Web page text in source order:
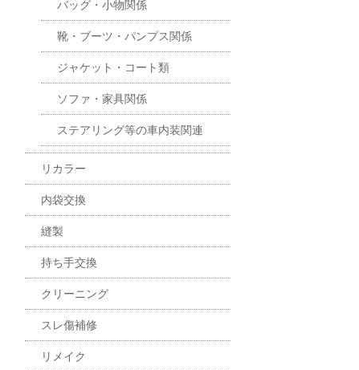
バッグ・小物関係
靴・ブーツ・パンプス関係
ジャケット・コート類
ソファ・家具関係
ステアリング等の車内装関連
リカラー
内袋交換
縫製
持ち手交換
クリーニング
スレ傷補修
リメイク